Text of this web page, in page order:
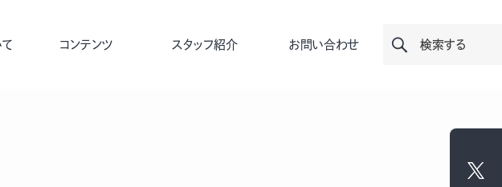
コンテンツ スタッフ紹介 お問い合わせ 検索する